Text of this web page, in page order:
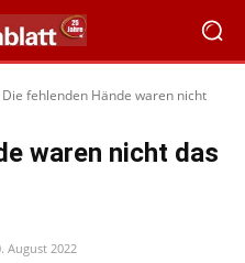
Die fehlenden Hände waren nicht
waren nicht das
August 2022